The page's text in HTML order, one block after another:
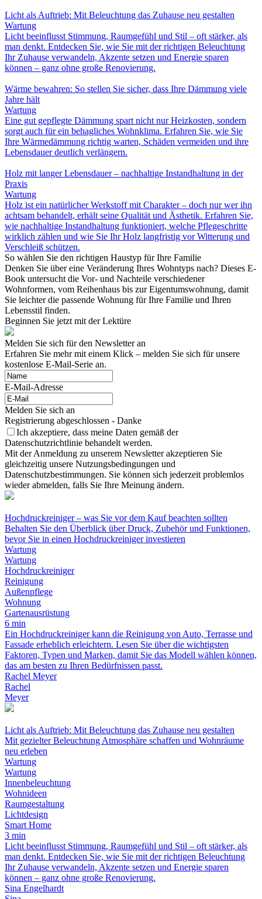
Licht als Auftrieb: Mit Beleuchtung das Zuhause neu gestalten
Wartung
Licht beeinflusst Stimmung, Raumgefühl und Stil – oft stärker, als
man denkt. Entdecken Sie, wie Sie mit der richtigen Beleuchtung
Ihr Zuhause verwandeln, Akzente setzen und Energie sparen
können – ganz ohne große Renovierung.
Wärme bewahren: So stellen Sie sicher, dass Ihre Dämmung viele
Jahre hält
Wartung
Eine gut gepflegte Dämmung spart nicht nur Heizkosten, sondern
sorgt auch für ein behagliches Wohnklima. Erfahren Sie, wie Sie
Ihre Wärmedämmung richtig warten, Schäden vermeiden und ihre
Lebensdauer deutlich verlängern.
Holz mit langer Lebensdauer – nachhaltige Instandhaltung in der
Praxis
Wartung
Holz ist ein natürlicher Werkstoff mit Charakter – doch nur wer ihn
achtsam behandelt, erhält seine Qualität und Ästhetik. Erfahren Sie,
wie nachhaltige Instandhaltung funktioniert, welche Pflegeschritte
wirklich zählen und wie Sie Ihr Holz langfristig vor Witterung und
Verschleiß schützen.
So wählen Sie den richtigen Haustyp für Ihre Familie
Denken Sie über eine Veränderung Ihres Wohntyps nach? Dieses E-
Book untersucht die Vor- und Nachteile verschiedener
Wohnformen, vom Reihenhaus bis zur Eigentumswohnung, damit
Sie leichter die passende Wohnung für Ihre Familie und Ihren
Lebensstil finden.
Beginnen Sie jetzt mit der Lektüre
Melden Sie sich für den Newsletter an
Erfahren Sie mehr mit einem Klick – melden Sie sich für unsere
kostenlose E-Mail-Serie an.
E-Mail-Adresse
Melden Sie sich an
Registrierung abgeschlossen - Danke
Ich akzeptiere, dass meine Daten gemäß der
Datenschutzrichtlinie behandelt werden.
Mit der Anmeldung zu unserem Newsletter akzeptieren Sie
gleichzeitig unsere Nutzungsbedingungen und
Datenschutzbestimmungen. Sie können sich jederzeit problemlos
wieder abmelden, falls Sie Ihre Meinung ändern.
Hochdruckreiniger – was Sie vor dem Kauf beachten sollten
Behalten Sie den Überblick über Druck, Zubehör und Funktionen,
bevor Sie in einen Hochdruckreiniger investieren
Wartung
Wartung
Hochdruckreiniger
Reinigung
Außenpflege
Wohnung
Gartenausrüstung
6 min
Ein Hochdruckreiniger kann die Reinigung von Auto, Terrasse und
Fassade erheblich erleichtern. Lesen Sie über die wichtigsten
Faktoren, Typen und Marken, damit Sie das Modell wählen können,
das am besten zu Ihren Bedürfnissen passt.
Rachel Meyer
Rachel
Meyer
Licht als Auftrieb: Mit Beleuchtung das Zuhause neu gestalten
Mit gezielter Beleuchtung Atmosphäre schaffen und Wohnräume
neu erleben
Wartung
Wartung
Innenbeleuchtung
Wohnideen
Raumgestaltung
Lichtdesign
Smart Home
3 min
Licht beeinflusst Stimmung, Raumgefühl und Stil – oft stärker, als
man denkt. Entdecken Sie, wie Sie mit der richtigen Beleuchtung
Ihr Zuhause verwandeln, Akzente setzen und Energie sparen
können – ganz ohne große Renovierung.
Sina Engelhardt